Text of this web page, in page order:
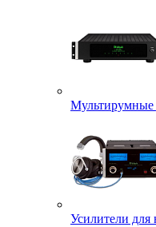
Мультирумные
Усилители для